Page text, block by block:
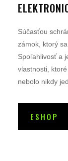
Súčasťou
zámok, ktorý
Spoľahlivosť a
vlastnosti,
nebolo nikdy
ESHOP